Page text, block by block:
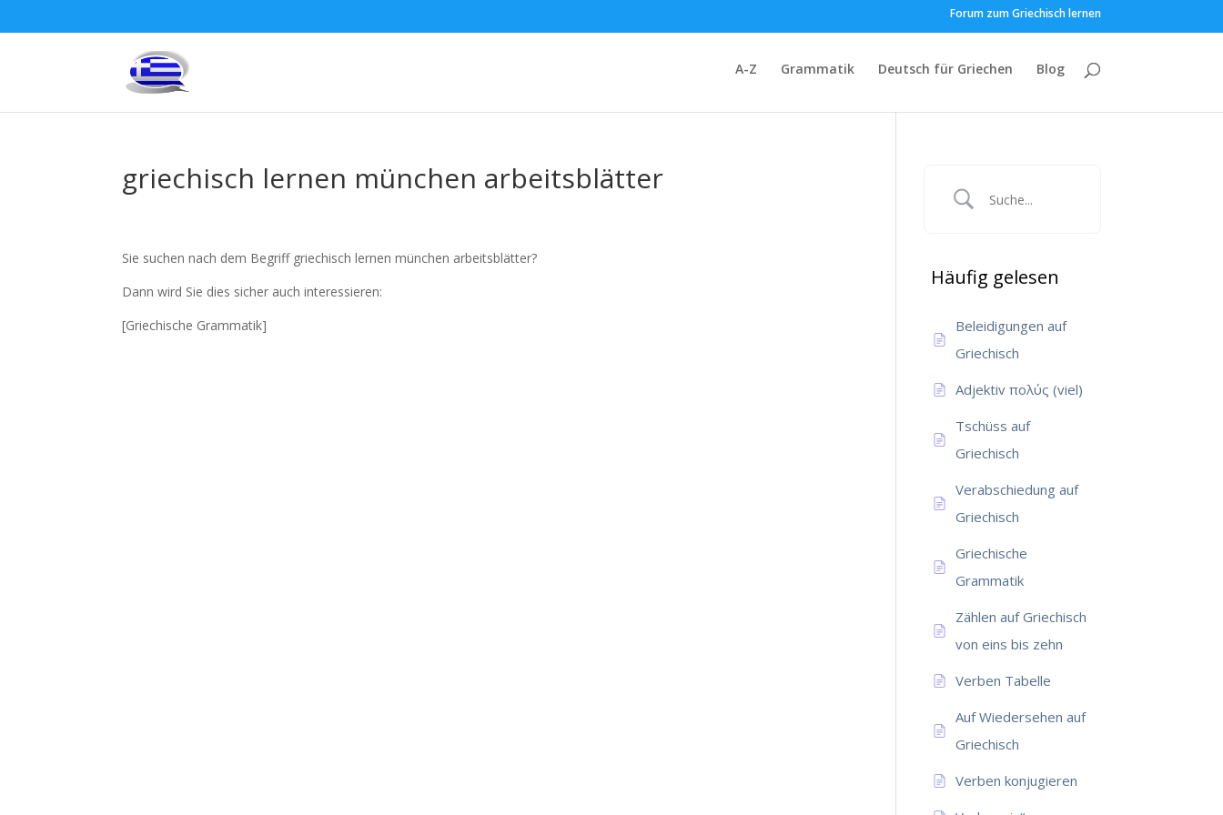
Forum zum Griechisch lernen
A-Z Grammatik Deutsch für Griechen Blog
griechisch lernen münchen arbeitsblätter
Sie suchen nach dem Begriff griechisch lernen münchen arbeitsblätter?
Dann wird Sie dies sicher auch interessieren:
[Griechische Grammatik]
Häufig gelesen
Beleidigungen auf
Griechisch
Adjektiv πολύς (viel)
Tschüss auf
Griechisch
Verabschiedung auf
Griechisch
Griechische
Grammatik
Zählen auf Griechisch
von eins bis zehn
Verben Tabelle
Auf Wiedersehen auf
Griechisch
Verben konjugieren